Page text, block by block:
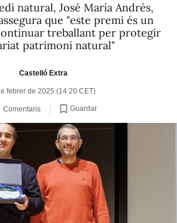
natural, José María Andrés,
que "este premi és un
treballant per protegir
patrimoni natural"
Castelló Extra
febrer de 2025 (14:20 CET)
Comentaris Guardar